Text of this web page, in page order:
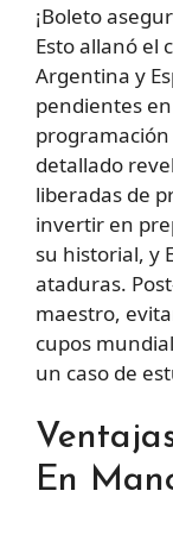
¡Boleto
Esto allanó el
Argentina y
pendientes
detallado
liberadas de
invertir en
su historial, y
ataduras.
maestro,
cupos
un caso de
En